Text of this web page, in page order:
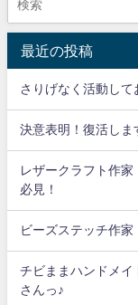
最近の投稿
さりげなく活動して
決意表明！復活しま
レザークラフト作
必見！
ビーズステッチ作
チビままハンドメイ
さんっ♪